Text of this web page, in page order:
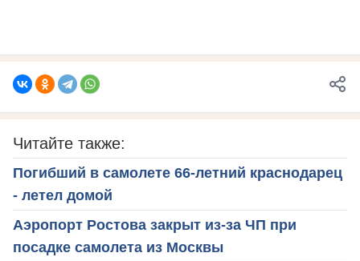
Читайте также:
Погибший в самолете 66-летний краснодарец
- летел домой
Аэропорт Ростова закрыт из-за ЧП при
посадке самолета из Москвы